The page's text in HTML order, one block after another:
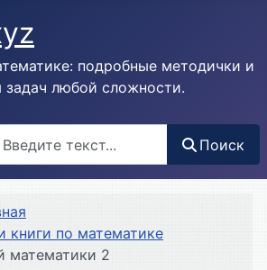
подробные методички и
любой сложности.
Поиск
книги по математике
математики 2